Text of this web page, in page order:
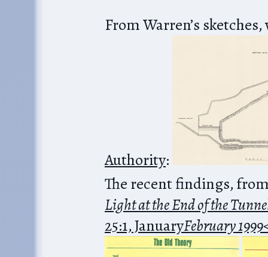
From Warren’s
Authority:
The recent findings,
Light at the End of the
25:1, JanuaryFebruary